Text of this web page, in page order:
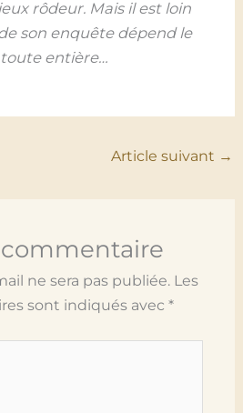
rôdeur. Mais il est loin
son enquête dépend le
entière…
Article suivant →
commentaire
ne sera pas publiée. Les
sont indiqués avec *